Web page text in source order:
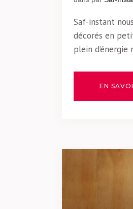
Saf-instant
décorés en
plein d’énergie
EN